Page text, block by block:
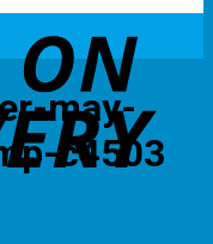
may-
c4503